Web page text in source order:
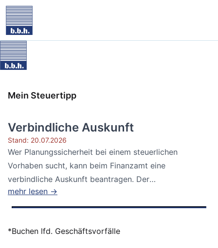
Mein Steuertipp
Verbindliche Auskunft
Stand: 20.07.2026
Wer Planungssicherheit bei einem steuerlichen
Vorhaben sucht, kann beim Finanzamt eine
verbindliche Auskunft beantragen. Der
Bundesfinanzhof...
mehr lesen →
*Buchen lfd. Geschäftsvorfälle